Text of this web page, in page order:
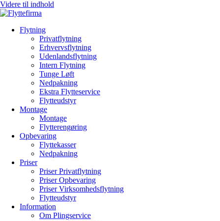
Videre til indhold
Flytning
Privatflytning
Erhvervsflytning
Udenlandsflytning
Intern Flytning
Tunge Løft
Nedpakning
Ekstra Flytteservice
Flytteudstyr
Montage
Montage
Flytterengøring
Opbevaring
Flyttekasser
Nedpakning
Priser
Priser Privatflytning
Priser Opbevaring
Priser Virksomhedsflytning
Flytteudstyr
Information
Om Plingservice